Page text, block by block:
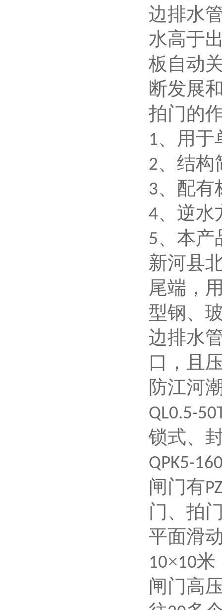
边排水
水高于
板自动
断发展
拍门的
1、用于
2、结构
3、配有
4、逆水
5、本产
新河县
尾端，
型钢、
边排水
口，且
防江河
QL0.5-
锁式、
QPK5-
闸门有PZ
门、拍
平面滑
10×10米
闸门高